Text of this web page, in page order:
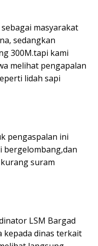
masyarakat
sedangkan
300M.tapi kami
melihat pengapalan
lidah sapi
pengaspalan ini
bergelombang,dan
suram
LSM Bargad
kepada dinas terkait